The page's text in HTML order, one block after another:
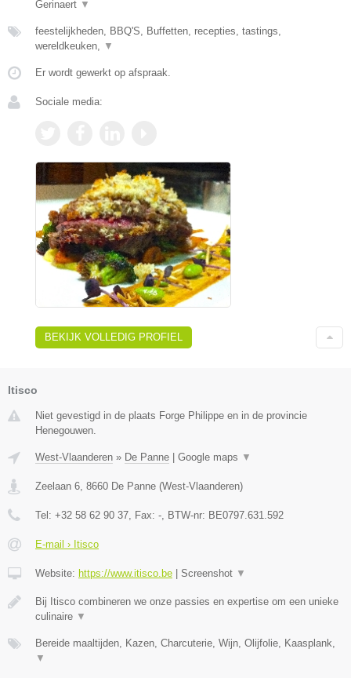
Gerinaert ▼
feestelijkheden, BBQ'S, Buffetten, recepties, tastings,
wereldkeuken,
▼
Er wordt gewerkt op afspraak.
Sociale media:
BEKIJK VOLLEDIG PROFIEL
Itisco
Niet gevestigd in de plaats Forge Philippe en in de provincie
Henegouwen.
West-Vlaanderen » De Panne Google maps ▼
Zeelaan 6, 8660 De Panne (West-Vlaanderen)
Tel: +32 58 62 90 37, Fax: -, BTW-nr: BE0797.631.592
E-mail › Itisco
Website: https://www.itisco.be Screenshot ▼
Bij Itisco combineren we onze passies en expertise om een unieke
culinaire ▼
Bereide maaltijden, Kazen, Charcuterie, Wijn, Olijfolie, Kaasplank,
▼